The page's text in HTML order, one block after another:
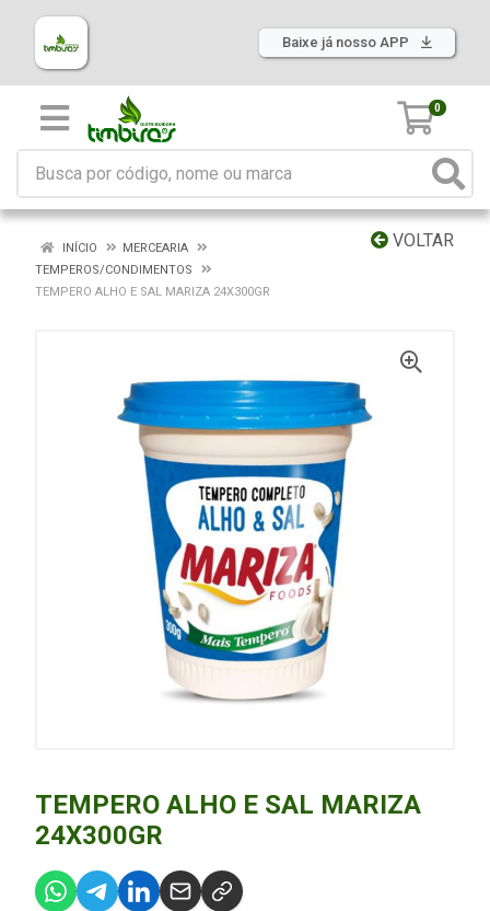
Baixe já nosso APP
0
VOLTAR
INÍCIO
MERCEARIA
TEMPEROS/CONDIMENTOS
TEMPERO ALHO E SAL MARIZA 24X300GR
TEMPERO ALHO E SAL MARIZA
24X300GR